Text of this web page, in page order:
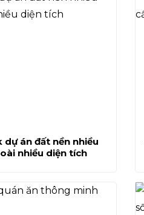
dự án đất nền nhiều
nhiều diện tích